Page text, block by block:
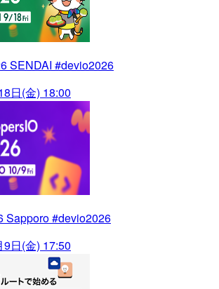
SENDAI #devio2026
日(金) 18:00
Sapporo #devio2026
日(金) 17:50